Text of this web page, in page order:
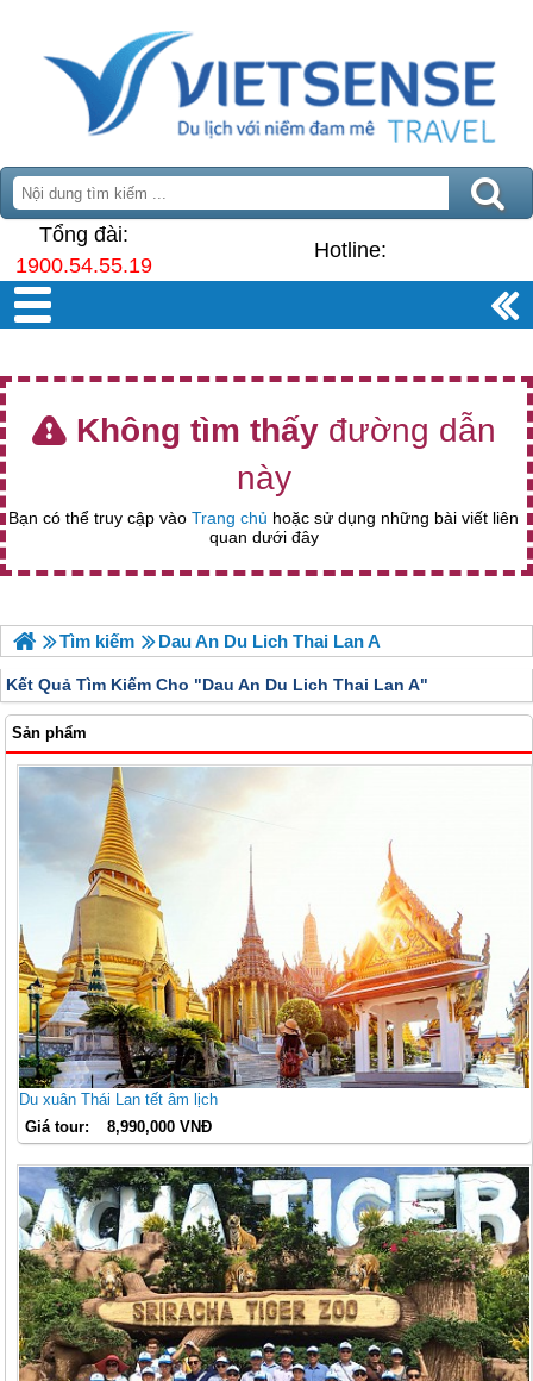
Tổng đài:
1900.54.55.19
Hotline:
Không tìm thấyđường dẫn
này
Bạn có thể truy cập vàoTrang chủ hoặc sử dụng những bài viết liên
quan dưới đây
Tìm kiếm Dau An Du Lich Thai Lan A
Kết Quả Tìm Kiếm Cho "Dau An Du Lich Thai Lan A"
Sản phẩm
Du xuân Thái Lan tết âm lịch
Giá tour:
8,990,000 VNĐ